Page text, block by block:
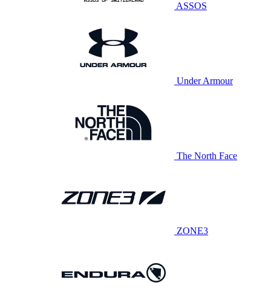
ASSOS
Under Armour
The North Face
ZONE3